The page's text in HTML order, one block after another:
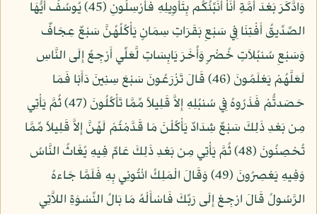
وَادَّكَرَ بَعْدَ أُمَّةٍ أَنَاْ أُنَبِّئُكُم بِتَأْوِيلِهِ فَأَرْسِلُونِ (45) يُوسُفُ أَيُّهَا
الصِّدِّيقُ أَفْتِنَا فِي سَبْعِ بَقَرَاتٍ سِمَانٍ يَأْكُلُهُنَّ سَبْعٌ عِجَافٌ
وَسَبْعِ سُنبُلاَتٍ خُضْرٍ وَأُخَرَ يَابِسَاتٍ لَّعَلِّي أَرْجِعُ إِلَى النَّاسِ
لَعَلَّهُمْ يَعْلَمُونَ (46) قَالَ تَزْرَعُونَ سَبْعَ سِنِينَ دَأَبًا فَمَا
حَصَدتُّمْ فَذَرُوهُ فِي سُنبُلِهِ إِلاَّ قَلِيلاً مِّمَّا تَأْكُلُونَ (47) ثُمَّ يَأْتِي
مِن بَعْدِ ذَلِكَ سَبْعٌ شِدَادٌ يَأْكُلْنَ مَا قَدَّمْتُمْ لَهُنَّ إِلاَّ قَلِيلاً مِّمَّا
تُحْصِنُونَ (48) ثُمَّ يَأْتِي مِن بَعْدِ ذَلِكَ عَامٌ فِيهِ يُغَاثُ النَّاسُ
وَفِيهِ يَعْصِرُونَ (49) وَقَالَ الْمَلِكُ ائْتُونِي بِهِ فَلَمَّا جَاءهُ
الرَّسُولُ قَالَ ارْجِعْ إِلَى رَبِّكَ فَاسْأَلْهُ مَا بَالُ النِّسْوَةِ اللاَّتِي